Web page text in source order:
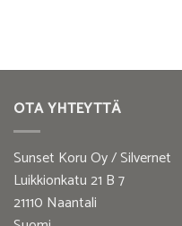
OTA YHTEYTTÄ
Sunset Koru Oy / Silvernet
Luikkionkatu 21 B 7
21110 Naantali